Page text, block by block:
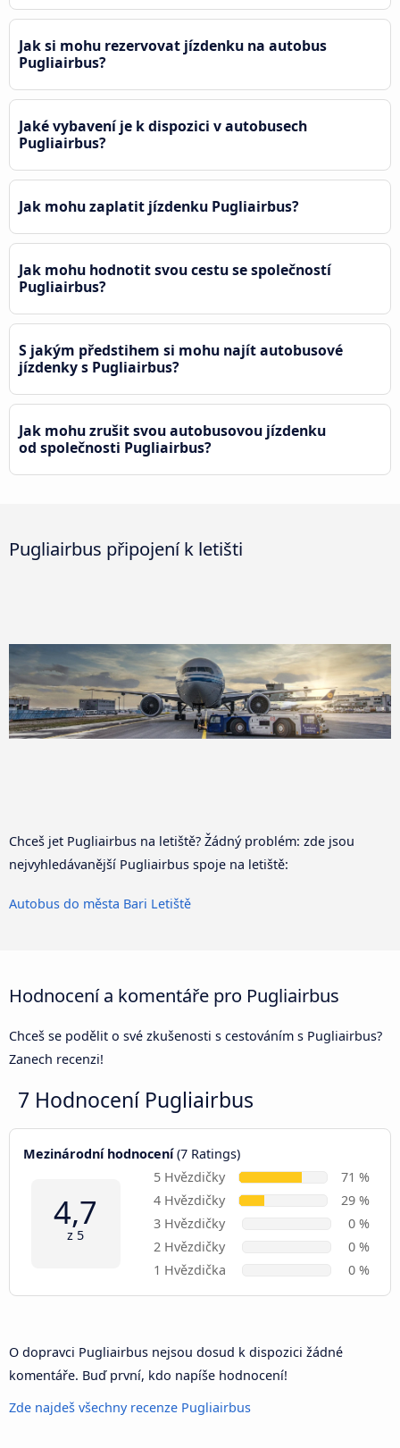
Jak si mohu rezervovat jízdenku na autobus
Pugliairbus?
Jaké vybavení je k dispozici v autobusech
Pugliairbus?
Jak mohu zaplatit jízdenku Pugliairbus?
Jak mohu hodnotit svou cestu se společností
Pugliairbus?
S jakým předstihem si mohu najít autobusové
jízdenky s Pugliairbus?
Jak mohu zrušit svou autobusovou jízdenku
od společnosti Pugliairbus?
Pugliairbus připojení k letišti
Chceš jet Pugliairbus na letiště? Žádný problém: zde jsou
nejvyhledávanější Pugliairbus spoje na letiště:
Autobus do města Bari Letiště
Hodnocení a komentáře pro Pugliairbus
Chceš se podělit o své zkušenosti s cestováním s Pugliairbus?
Zanech recenzi!
7 Hodnocení Pugliairbus
Mezinárodní hodnocení(7 Ratings)
4,7
z 5
5 Hvězdičky
71 %
4 Hvězdičky
29 %
3 Hvězdičky
0 %
2 Hvězdičky
0 %
1 Hvězdička
0 %
O dopravci Pugliairbus nejsou dosud k dispozici žádné
komentáře. Buď první, kdo napíše hodnocení!
Zde najdeš všechny recenze Pugliairbus